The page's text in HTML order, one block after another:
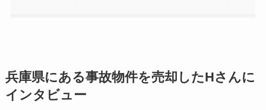
兵庫県にある事故物件を売却したHさんに
インタビュー